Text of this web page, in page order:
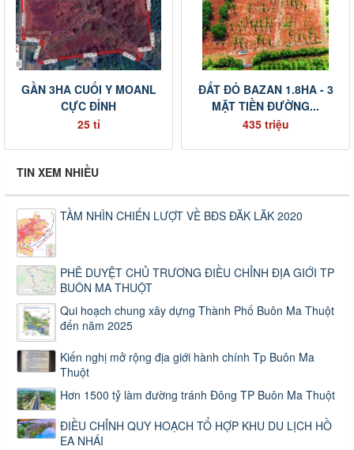
GẦN 3HA CUỐI Y MOANL
CỰC ĐỈNH
25 tỉ
ĐẤT ĐỎ BAZAN 1.8HA - 3
MẶT TIỀN ĐƯỜNG...
435 triệu
TIN XEM NHIỀU
TẦM NHÌN CHIẾN LƯỢT VỀ BĐS ĐĂK LĂK 2020
PHÊ DUYỆT CHỦ TRƯƠNG ĐIỀU CHỈNH ĐỊA GIỚI TP
BUÔN MA THUỘT
Qui hoạch chung xây dựng Thành Phố Buôn Ma Thuột
đến năm 2025
Kiến nghị mở rộng địa giới hành chính Tp Buôn Ma
Thuột
Hơn 1500 tỷ làm đường tránh Đông TP Buôn Ma Thuột
ĐIỀU CHỈNH QUY HOẠCH TỔ HỢP KHU DU LỊCH HỒ
EA NHÁI